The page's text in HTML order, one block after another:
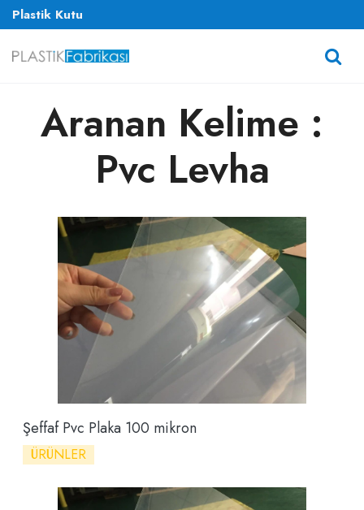
Plastik Kutu
Aranan Kelime :
Pvc Levha
Şeffaf Pvc Plaka 100 mikron
ÜRÜNLER